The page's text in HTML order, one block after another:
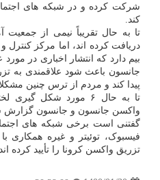
شرکت کرده و در شبکه های
کند.
تا به حال تقریباً نیمی از جمعیت
دریافت کرده اند، اما مرکز کنترل
بیم دارد که انتشار اخباری در
جانسون باعث شود علاقمندی به
پیدا کند و مردم از ترس چنین
تا به حال ۶ مورد شکل
واکسن جانسون و جانسون
گفتنی است برخی شبکه های
فیسبوک، توئیتر و غیره همکاری
تزریق واکسن کرونا را تأیید کرده اند.